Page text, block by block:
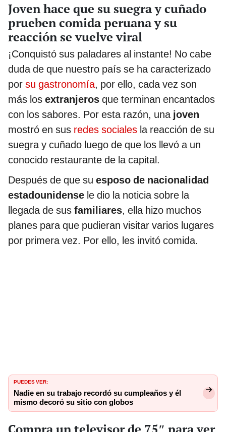
Joven hace que su suegra y cuñado
prueben comida peruana y su
reacción se vuelve viral
¡Conquistó sus paladares al instante! No cabe
duda de que nuestro país se ha caracterizado
por su gastronomía, por ello, cada vez son
más los extranjeros que terminan encantados
con los sabores. Por esta razón, una joven
mostró en sus redes sociales la reacción de su
suegra y cuñado luego de que los llevó a un
conocido restaurante de la capital.
Después de que su esposo de nacionalidad
estadounidense le dio la noticia sobre la
llegada de sus familiares, ella hizo muchos
planes para que pudieran visitar varios lugares
por primera vez. Por ello, les invitó comida.
PUEDES VER:
Nadie en su trabajo recordó su cumpleaños y él
mismo decoró su sitio con globos